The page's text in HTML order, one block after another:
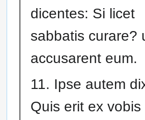
dicentes: Si licet
sabbatis curare?
accusarent eum.
11. Ipse autem
Quis erit ex